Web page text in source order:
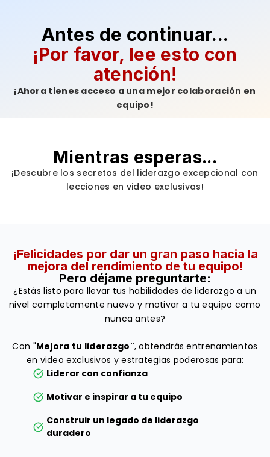
Antes de continuar...
¡Por favor, lee esto con
atención!
¡Ahora tienes acceso a una mejor colaboración en
equipo!
Mientras esperas...
¡Descubre los secretos del liderazgo excepcional con
lecciones en video exclusivas!
¡Felicidades por dar un gran paso hacia la
mejora del rendimiento de tu equipo!
Pero déjame preguntarte:
¿Estás listo para llevar tus habilidades de liderazgo a un
nivel completamente nuevo y motivar a tu equipo como
nunca antes?
Con "Mejora tu liderazgo", obtendrás entrenamientos
en video exclusivos y estrategias poderosas para:
Liderar con confianza
Motivar e inspirar a tu equipo
Construir un legado de liderazgo
duradero